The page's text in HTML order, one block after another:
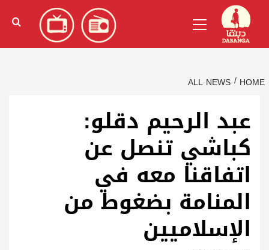
content
الإنجليزية)
Menu
HOME
ALL NEWS
عبد الرحيم دقلو:
كباشي تنصل عن
اتفاقنا معه في
المنامة بضغوط من
الإسلاميين